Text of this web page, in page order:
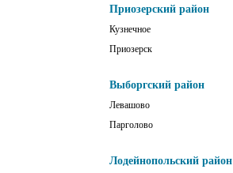
Приозерский район
Кузнечное
Приозерск
Выборгский район
Левашово
Парголово
Лодейнопольский район